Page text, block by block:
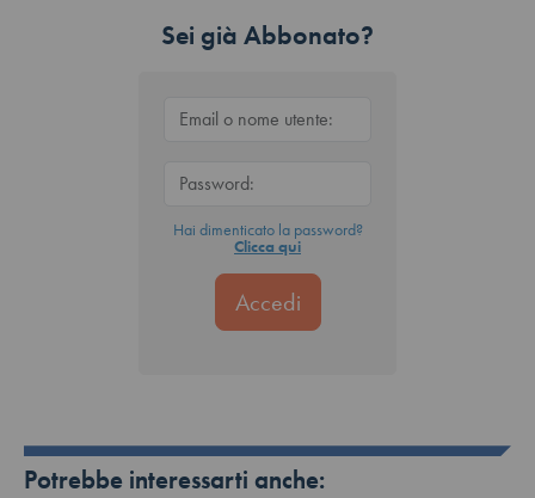
Sei già Abbonato?
Hai dimenticato la password?
Clicca qui
Potrebbe interessarti anche: